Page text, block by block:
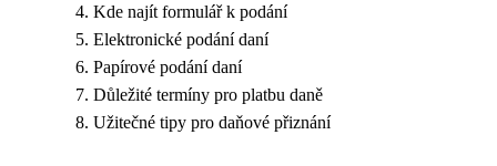
Kde najít formulář k podání
Elektronické podání daní
Papírové podání daní
Důležité termíny pro platbu daně
Užitečné tipy pro daňové přiznání